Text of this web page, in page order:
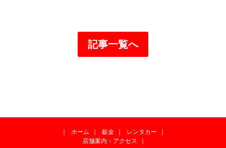
記事一覧へ
｜ ホーム ｜ 鈑金 ｜ レンタカー
｜
店舗案内・アクセス
｜